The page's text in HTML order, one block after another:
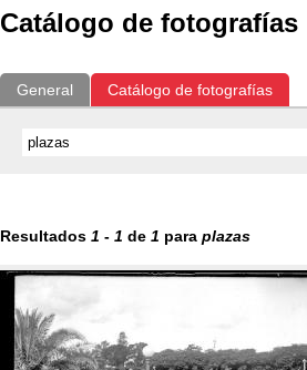
Catálogo de fotografías
General Catálogo de fotografías
Resultados 1 - 1 de 1 para plazas